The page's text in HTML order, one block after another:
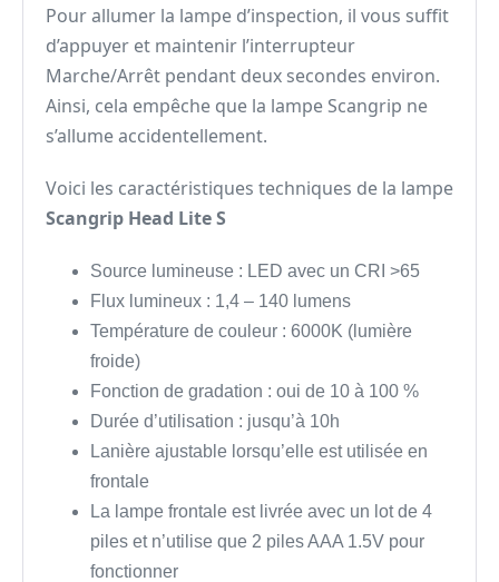
Pour allumer la lampe d’inspection, il vous suffit
d’appuyer et maintenir l’interrupteur
Marche/Arrêt pendant deux secondes environ.
Ainsi, cela empêche que la lampe Scangrip ne
s’allume accidentellement.
Voici les caractéristiques techniques de la lampe
Scangrip Head Lite S
Source lumineuse : LED avec un CRI >65
Flux lumineux : 1,4 – 140 lumens
Température de couleur : 6000K (lumière
froide)
Fonction de gradation : oui de 10 à 100 %
Durée d’utilisation : jusqu’à 10h
Lanière ajustable lorsqu’elle est utilisée en
frontale
La lampe frontale est livrée avec un lot de 4
piles et n’utilise que 2 piles AAA 1.5V pour
fonctionner